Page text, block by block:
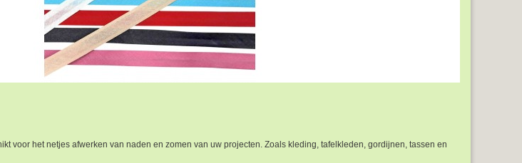
voor het netjes afwerken van naden en zomen van uw projecten. Zoals kleding, tafelkleden, gordijnen, tassen en